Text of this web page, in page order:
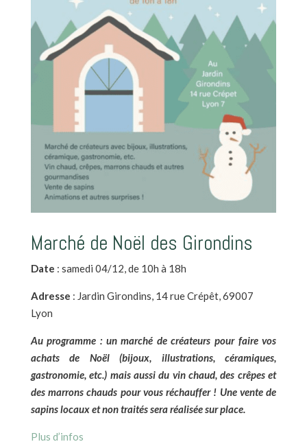
Marché de Noël des Girondins
Date : samedi 04/12, de 10h à 18h
Adresse : Jardin Girondins, 14 rue Crépêt, 69007
Lyon
Au programme : un marché de créateurs pour faire vos
achats de Noël (bijoux, illustrations, céramiques,
gastronomie, etc.) mais aussi du vin chaud, des crêpes et
des marrons chauds pour vous réchauffer ! Une vente de
sapins locaux et non traités sera réalisée sur place.
Plus d’infos